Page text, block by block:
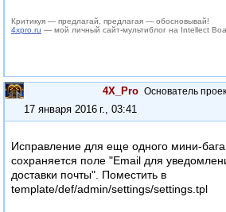
Критикуя — предлагай, предлагая — обосновывай!
4xpro.ru — мой личный сайт-мультиблог на Intellect
4X_Pro Основатель
17 января 2016 г., 03:41
Исправление для еще одного мини-
сохраняется поле "Email для
доставки почты". Поместить в
template/def/admin/settings/settings.tpl